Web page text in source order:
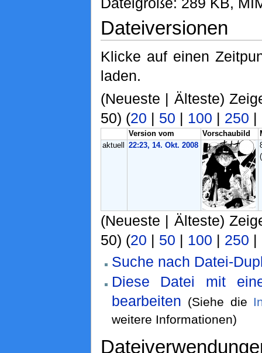
Dateiversionen
Klicke auf einen
laden.
(Neueste | Älteste)
50) (20 | 50 | 100 | 250 |
Version vom Vorschaubild
aktuell
22:23, 14. Okt. 2008
(Neueste | Älteste)
50) (20 | 50 | 100 | 250 |
Suche nach Datei-
Diese Datei mit
bearbeiten (Siehe die
weitere Informationen)